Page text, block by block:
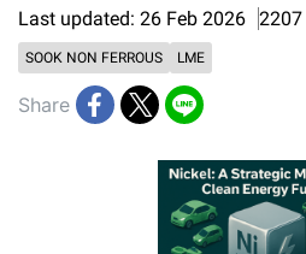
Last updated: 26 Feb 2026 2207
SOOK NON FERROUS LME
Share